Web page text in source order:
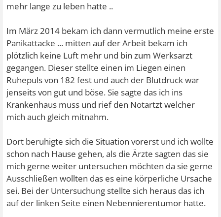
mehr lange zu leben hatte ..
Im März 2014 bekam ich dann vermutlich meine erste
Panikattacke ... mitten auf der Arbeit bekam ich
plötzlich keine Luft mehr und bin zum Werksarzt
gegangen. Dieser stellte einen im Liegen einen
Ruhepuls von 182 fest und auch der Blutdruck war
jenseits von gut und böse. Sie sagte das ich ins
Krankenhaus muss und rief den Notartzt welcher
mich auch gleich mitnahm.
Dort beruhigte sich die Situation vorerst und ich wollte
schon nach Hause gehen, als die Ärzte sagten das sie
mich gerne weiter untersuchen möchten da sie gerne
Ausschließen wollten das es eine körperliche Ursache
sei. Bei der Untersuchung stellte sich heraus das ich
auf der linken Seite einen Nebennierentumor hatte.